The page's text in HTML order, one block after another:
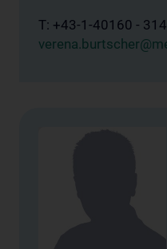
T: +43-1-40160 -